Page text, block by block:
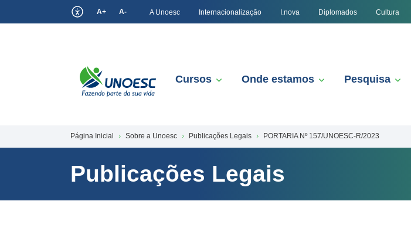
A+ A- A Unoesc Internacionalização I.nova Diplomados Cultura
Cursos Onde estamos Pesquisa
Página Inicial Sobre a Unoesc Publicações Legais PORTARIA Nº 157/UNOESC-R/2023
Publicações Legais